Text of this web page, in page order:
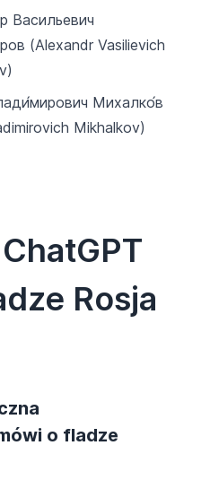
Васильевич
(Alexandr Vasilievich
Михалко́в
Mikhalkov)
Rosja
o fladze